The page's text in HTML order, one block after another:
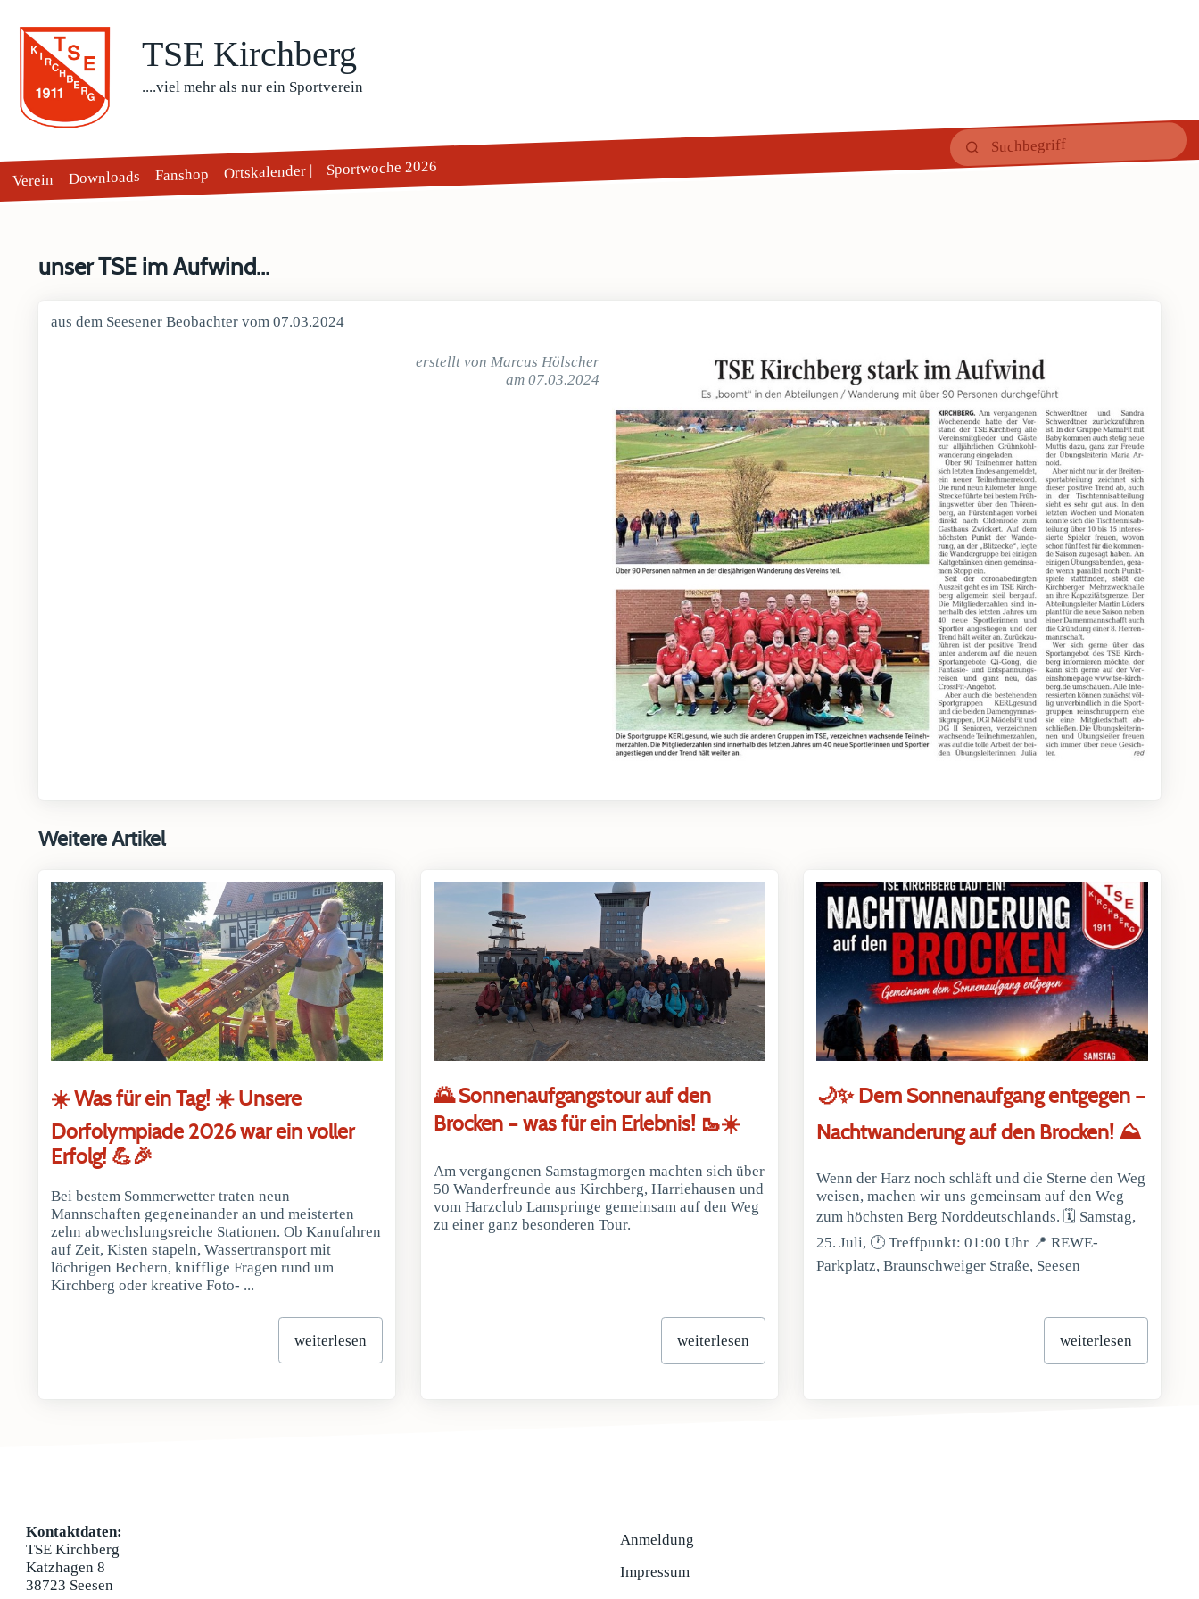
TSE Kirchberg
....viel mehr als nur ein Sportverein
Verein Downloads Fanshop Ortskalender | Sportwoche 2026
unser TSE im Aufwind...
aus dem Seesener Beobachter vom 07.03.2024
erstellt von Marcus Hölscher
am 07.03.2024
Weitere Artikel
☀️ Was für ein Tag! ☀️ Unsere
Dorfolympiade 2026 war ein voller
Erfolg! 💪🎉
Bei bestem Sommerwetter traten neun
Mannschaften gegeneinander an und meisterten
zehn abwechslungsreiche Stationen. Ob Kanufahren
auf Zeit, Kisten stapeln, Wassertransport mit
löchrigen Bechern, knifflige Fragen rund um
Kirchberg oder kreative Foto- ...
weiterlesen
🌄 Sonnenaufgangstour auf den
Brocken – was für ein Erlebnis! 🥾☀️
Am vergangenen Samstagmorgen machten sich über
50 Wanderfreunde aus Kirchberg, Harriehausen und
vom Harzclub Lamspringe gemeinsam auf den Weg
zu einer ganz besonderen Tour.
weiterlesen
🌙✨ Dem Sonnenaufgang entgegen –
Nachtwanderung auf den Brocken! ⛰️
Wenn der Harz noch schläft und die Sterne den Weg
weisen, machen wir uns gemeinsam auf den Weg
zum höchsten Berg Norddeutschlands. 🗓 Samstag,
25. Juli, 🕐 Treffpunkt: 01:00 Uhr 📍 REWE-
Parkplatz, Braunschweiger Straße, Seesen
weiterlesen
Kontaktdaten:
TSE Kirchberg
Katzhagen 8
38723 Seesen
Anmeldung
Impressum